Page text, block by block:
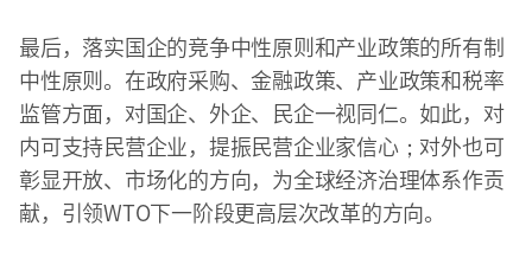
最后，落实国企的竞争中性原则和产业政策的所有制
中性原则。在政府采购、金融政策、产业政策和税率
监管方面，对国企、外企、民企一视同仁。如此，对
内可支持民营企业，提振民营企业家信心；对外也可
彰显开放、市场化的方向，为全球经济治理体系作贡
献，引领WTO下一阶段更高层次改革的方向。